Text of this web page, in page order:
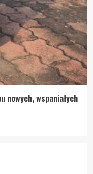
nowych, wspaniałych